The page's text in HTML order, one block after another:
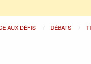
AUX DÉFIS DÉBATS